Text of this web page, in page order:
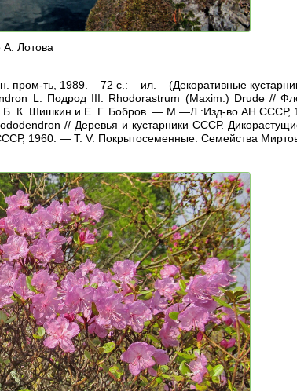
А. Лотова
ть, 1989. – 72 с.: – ил. – (Декоративные
L. Подрод III. Rhodorastrum (Maxim.) Drude //
Б. К. Шишкин и Е. Г. Бобров. — М.—Л.:Изд-во АН
// Деревья и кустарники СССР.
1960. — Т. V. Покрытосеменные. Семейства